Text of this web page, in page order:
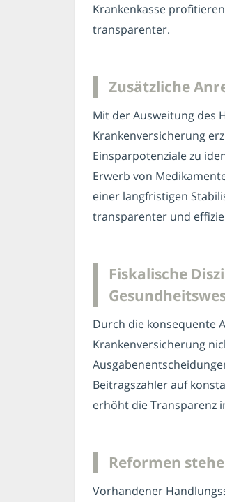
Krankenkasse
transparenter.
Zusätzliche
Mit der Ausweitung des
Krankenversicherung
Einsparpotenziale zu
Erwerb von
einer langfristigen
transparenter und
Fiskalische
Durch die konsequente
Krankenversicherung
Beitragszahler auf
erhöht die Transparenz
Reformen
Vorhandener